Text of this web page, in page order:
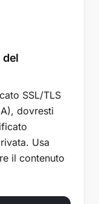
del
SSL/TLS
dovresti
Usa
il contenuto